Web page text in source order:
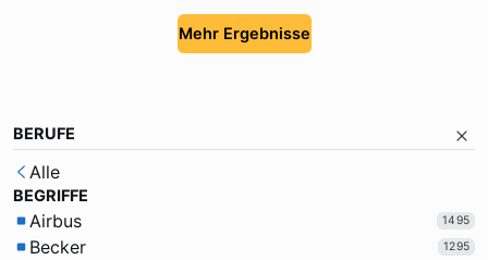
Mehr Ergebnisse
BERUFE
Alle
BEGRIFFE
Airbus 1495
Becker 1295